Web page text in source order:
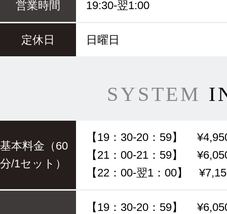
営業時間 19:30-翌1:00
定休日 日曜日
SYSTEM
基本料金（60
分/1セット）
【19：30-20：59】
【21：00-21：59】
【22：00-翌1：00】
【19：30-20：59】